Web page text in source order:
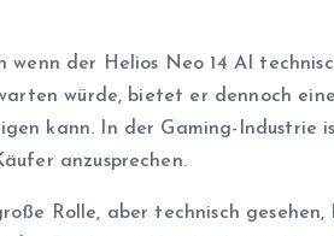
wenn der Helios Neo 14 AI
würde, bietet er dennoch
kann. In der Gaming-Industrie
anzusprechen.
Rolle, aber technisch gesehen,